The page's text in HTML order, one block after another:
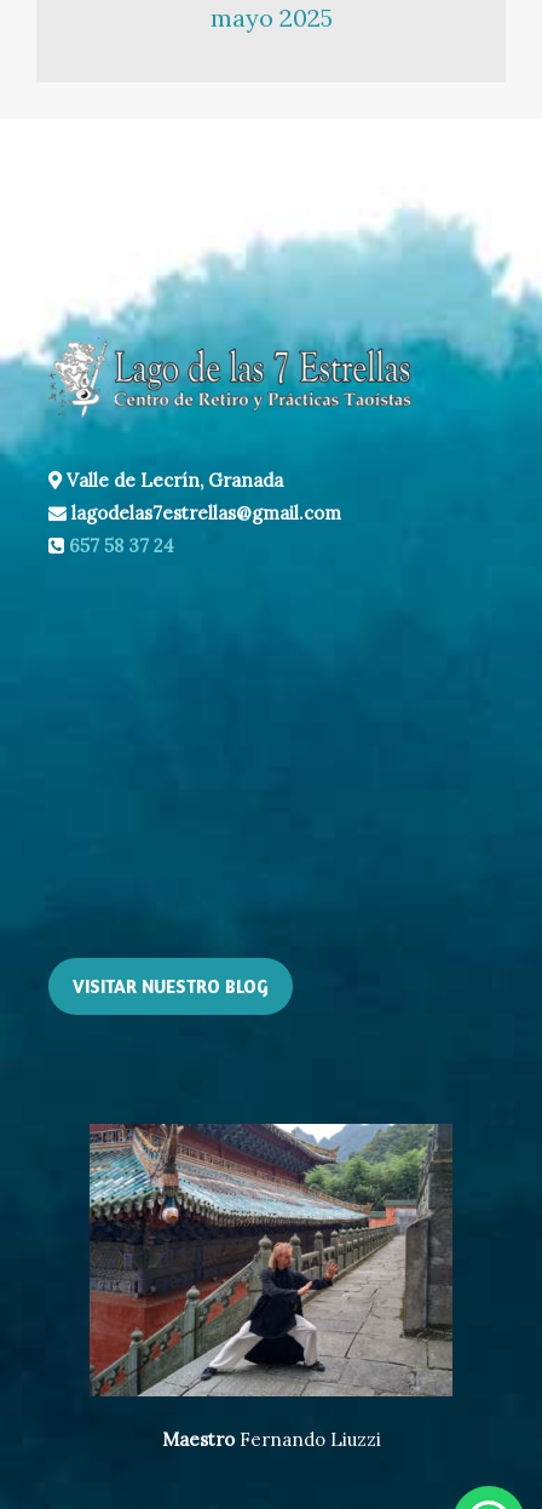
mayo 2025
Valle de Lecrín, Granada
lagodelas7estrellas@gmail.com
657 58 37 24
VISITAR NUESTRO BLOG
Maestro Fernando Liuzzi